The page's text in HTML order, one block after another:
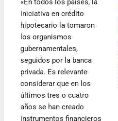
«En todos los países, la
iniciativa en crédito
hipotecario la tomaron
los organismos
gubernamentales,
seguidos por la banca
privada. Es relevante
considerar que en los
últimos tres o cuatro
años se han creado
instrumentos financieros